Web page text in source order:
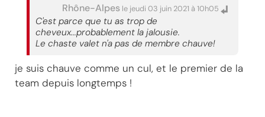
Rhône-Alpes le jeudi 03 juin 2021 à 10h05
C'est parce que tu as trop de
cheveux...probablement la jalousie.
Le chaste valet n'a pas de membre chauve!
je suis chauve comme un cul, et le premier de la
team depuis longtemps !